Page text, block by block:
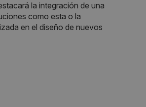
la integración de una
como esta o la
en el diseño de nuevos